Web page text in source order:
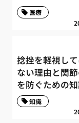
医療
捻挫を軽視し
ない理由と関
を防ぐための
知識